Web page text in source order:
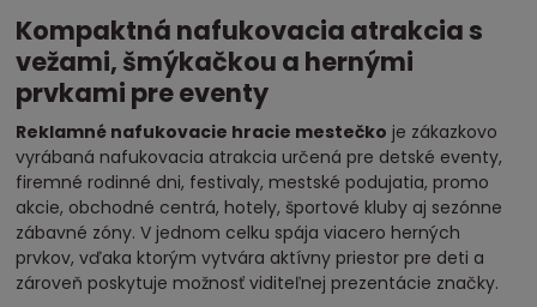
Kompaktná nafukovacia atrakcia s
vežami, šmýkačkou a hernými
prvkami pre eventy
Reklamné nafukovacie hracie mestečko je zákazkovo
vyrábaná nafukovacia atrakcia určená pre detské eventy,
firemné rodinné dni, festivaly, mestské podujatia, promo
akcie, obchodné centrá, hotely, športové kluby aj sezónne
zábavné zóny. V jednom celku spája viacero herných
prvkov, vďaka ktorým vytvára aktívny priestor pre deti a
zároveň poskytuje možnosť viditeľnej prezentácie značky.